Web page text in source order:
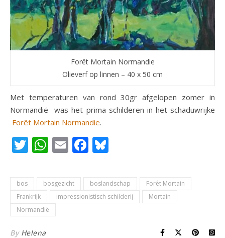
Forêt Mortain Normandie
Olieverf op linnen – 40 x 50 cm
Met temperaturen van rond 30gr afgelopen zomer in
Normandië was het prima schilderen in het schaduwrijke
Forêt Mortain Normandie.
Twitter
WhatsApp
EmailFacebook
bos bosgezicht boslandschap
Forêt Mortain
Frankrijk
impressionistisch schilderij
Mortain
Normandië
By Helena